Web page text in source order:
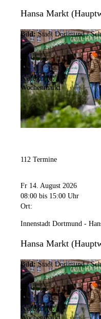
Hansa Markt
Bild: Stadt Dortmund /
Kategorie:
Wochenmarkt
112 Termine
Fr 14. August 2026
08:00 bis 15:00 Uhr
Ort:
Innenstadt Dortmund -
Hansa Markt
Bild: Stadt Dortmund /
Kategorie: